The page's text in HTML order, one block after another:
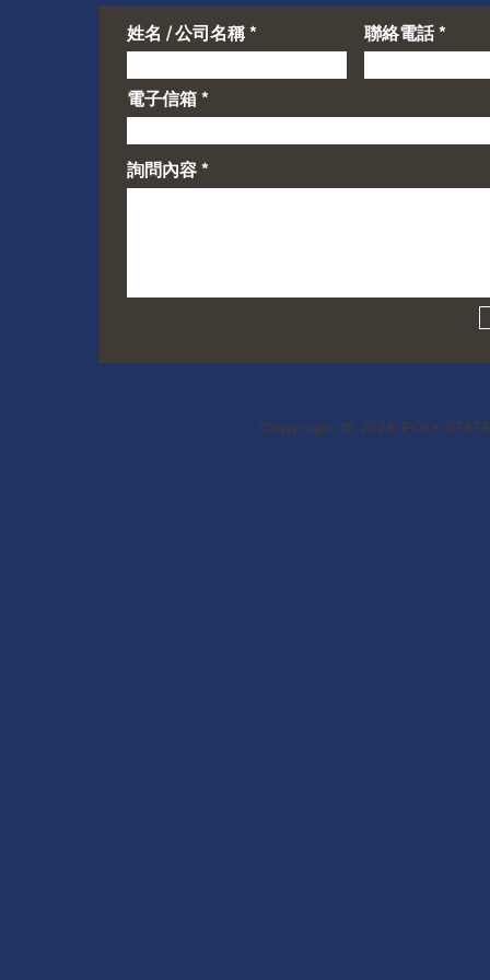
姓名 / 公司名稱 聯絡電話
電子信箱
詢問內容
Copyright © 2026 POLY-